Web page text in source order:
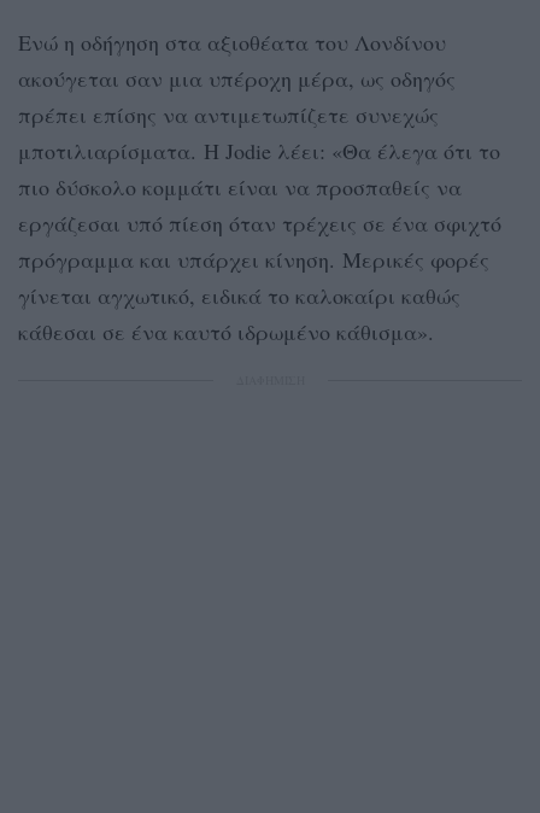
Ενώ η οδήγηση στα αξιοθέατα του Λονδίνου
ακούγεται σαν μια υπέροχη μέρα, ως οδηγός
πρέπει επίσης να αντιμετωπίζετε συνεχώς
μποτιλιαρίσματα. Η Jodie λέει: «Θα έλεγα ότι το
πιο δύσκολο κομμάτι είναι να προσπαθείς να
εργάζεσαι υπό πίεση όταν τρέχεις σε ένα σφιχτό
πρόγραμμα και υπάρχει κίνηση. Μερικές φορές
γίνεται αγχωτικό, ειδικά το καλοκαίρι καθώς
κάθεσαι σε ένα καυτό ιδρωμένο κάθισμα».